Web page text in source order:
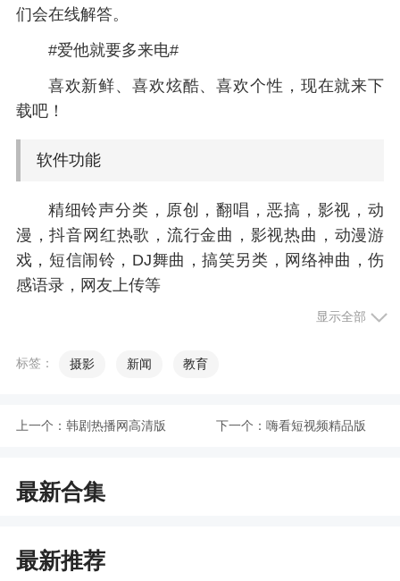
们会在线解答。
#爱他就要多来电#
喜欢新鲜、喜欢炫酷、喜欢个性，现在就来下
载吧！
软件功能
精细铃声分类，原创，翻唱，恶搞，影视，动
漫，抖音网红热歌，流行金曲，影视热曲，动漫游
戏，短信闹铃，DJ舞曲，搞笑另类，网络神曲，伤
感语录，网友上传等
热门歌曲铃声、彩铃(炫铃)，每日更新10000+
音乐，情感语录，人生感悟，口白，Mc，电
轻松设置铃声，彩铃(炫铃)，短信，闹铃，支持
个性联系人铃声
铃、搞笑段子给朋友们吧~好东西不要私藏哟~
显示全部
标签： 摄影 新闻 教育
上一个： 韩剧热播网高清版 下一个： 嗨看短视频精品版
最新合集
最新推荐